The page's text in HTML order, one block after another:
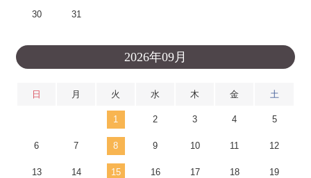
30 31
2026年09月
日 月 火 水 木 金 土
1 2 3 4 5
6 7 8 9 10 11 12
13 14 15 16 17 18 19